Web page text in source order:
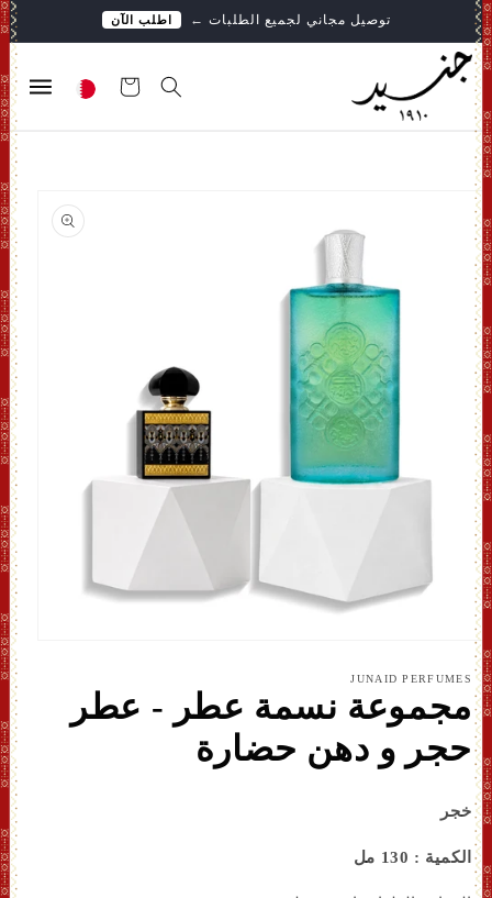
المحتوى
توصيل مجاني لجميع الطلبات ← اطلب الآن
التسوق
افتح
بشكل
JUNAID PERFUMES
مجموعة نسمة عطر - عطر
حجر و دهن حضارة
خجر
الكمية : 130 مل